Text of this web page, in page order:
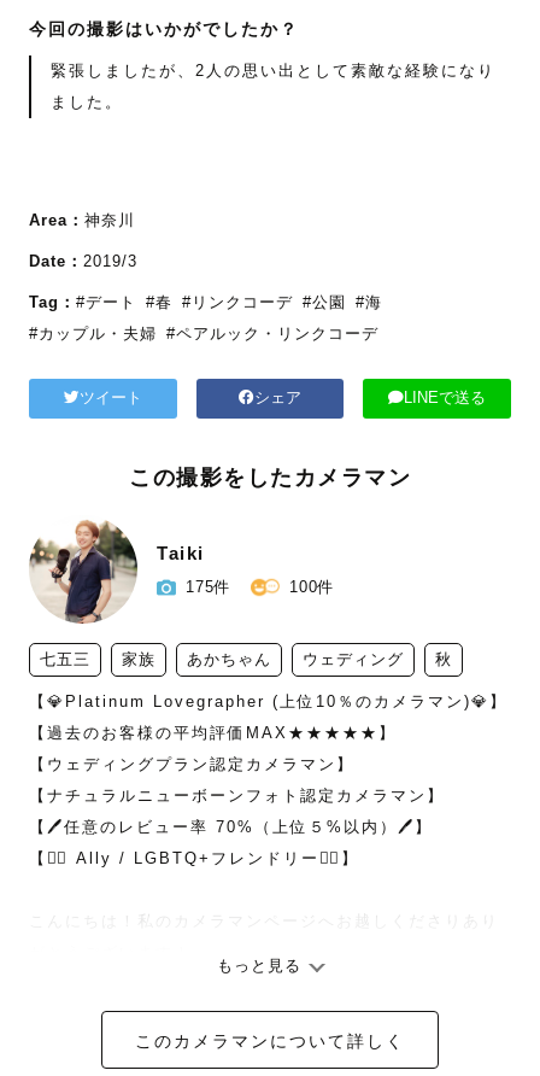
今回の撮影はいかがでしたか？
緊張しましたが、2人の思い出として素敵な経験になり
ました。
Area： 神奈川
Date： 2019/3
Tag： #デート #春 #リンクコーデ #公園
#海
#カップル・夫婦 #ペアルック・リンクコーデ
ツイート シェア LINEで送る
この撮影をしたカメラマン
Taiki
175件 100件
七五三 家族 あかちゃん ウェディング 秋
【💎Platinum Lovegrapher (上位10％のカメラマン)💎】
【過去のお客様の平均評価MAX★★★★★】
【ウェディングプラン認定カメラマン】
【ナチュラルニューボーンフォト認定カメラマン】
【🖊任意のレビュー率 70%（上位５%以内）🖊】
【🏳️‍🌈 Ally / LGBTQ+フレンドリー🏳️‍🌈】
こんにちは！私のカメラマンページへお越しくださりあり
”何気ない日常を素敵な形で残すこと”をコンセプトに関東
で活動させていただいています！あなたの大切な人との時
もっと見る
このカメラマンについて詳しく